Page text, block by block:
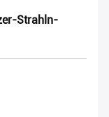
Strahln-